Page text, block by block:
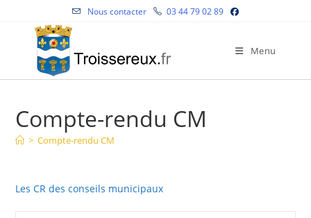
Nous contacter 03 44 79 02 89
Menu
Compte-rendu CM
> Compte-rendu CM
Les CR des conseils municipaux